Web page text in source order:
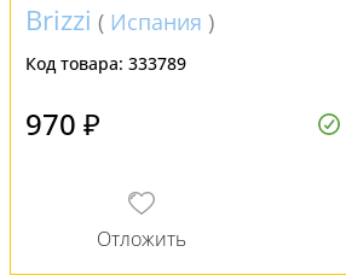
Brizzi ( Испания )
Код товара: 333789
970 ₽